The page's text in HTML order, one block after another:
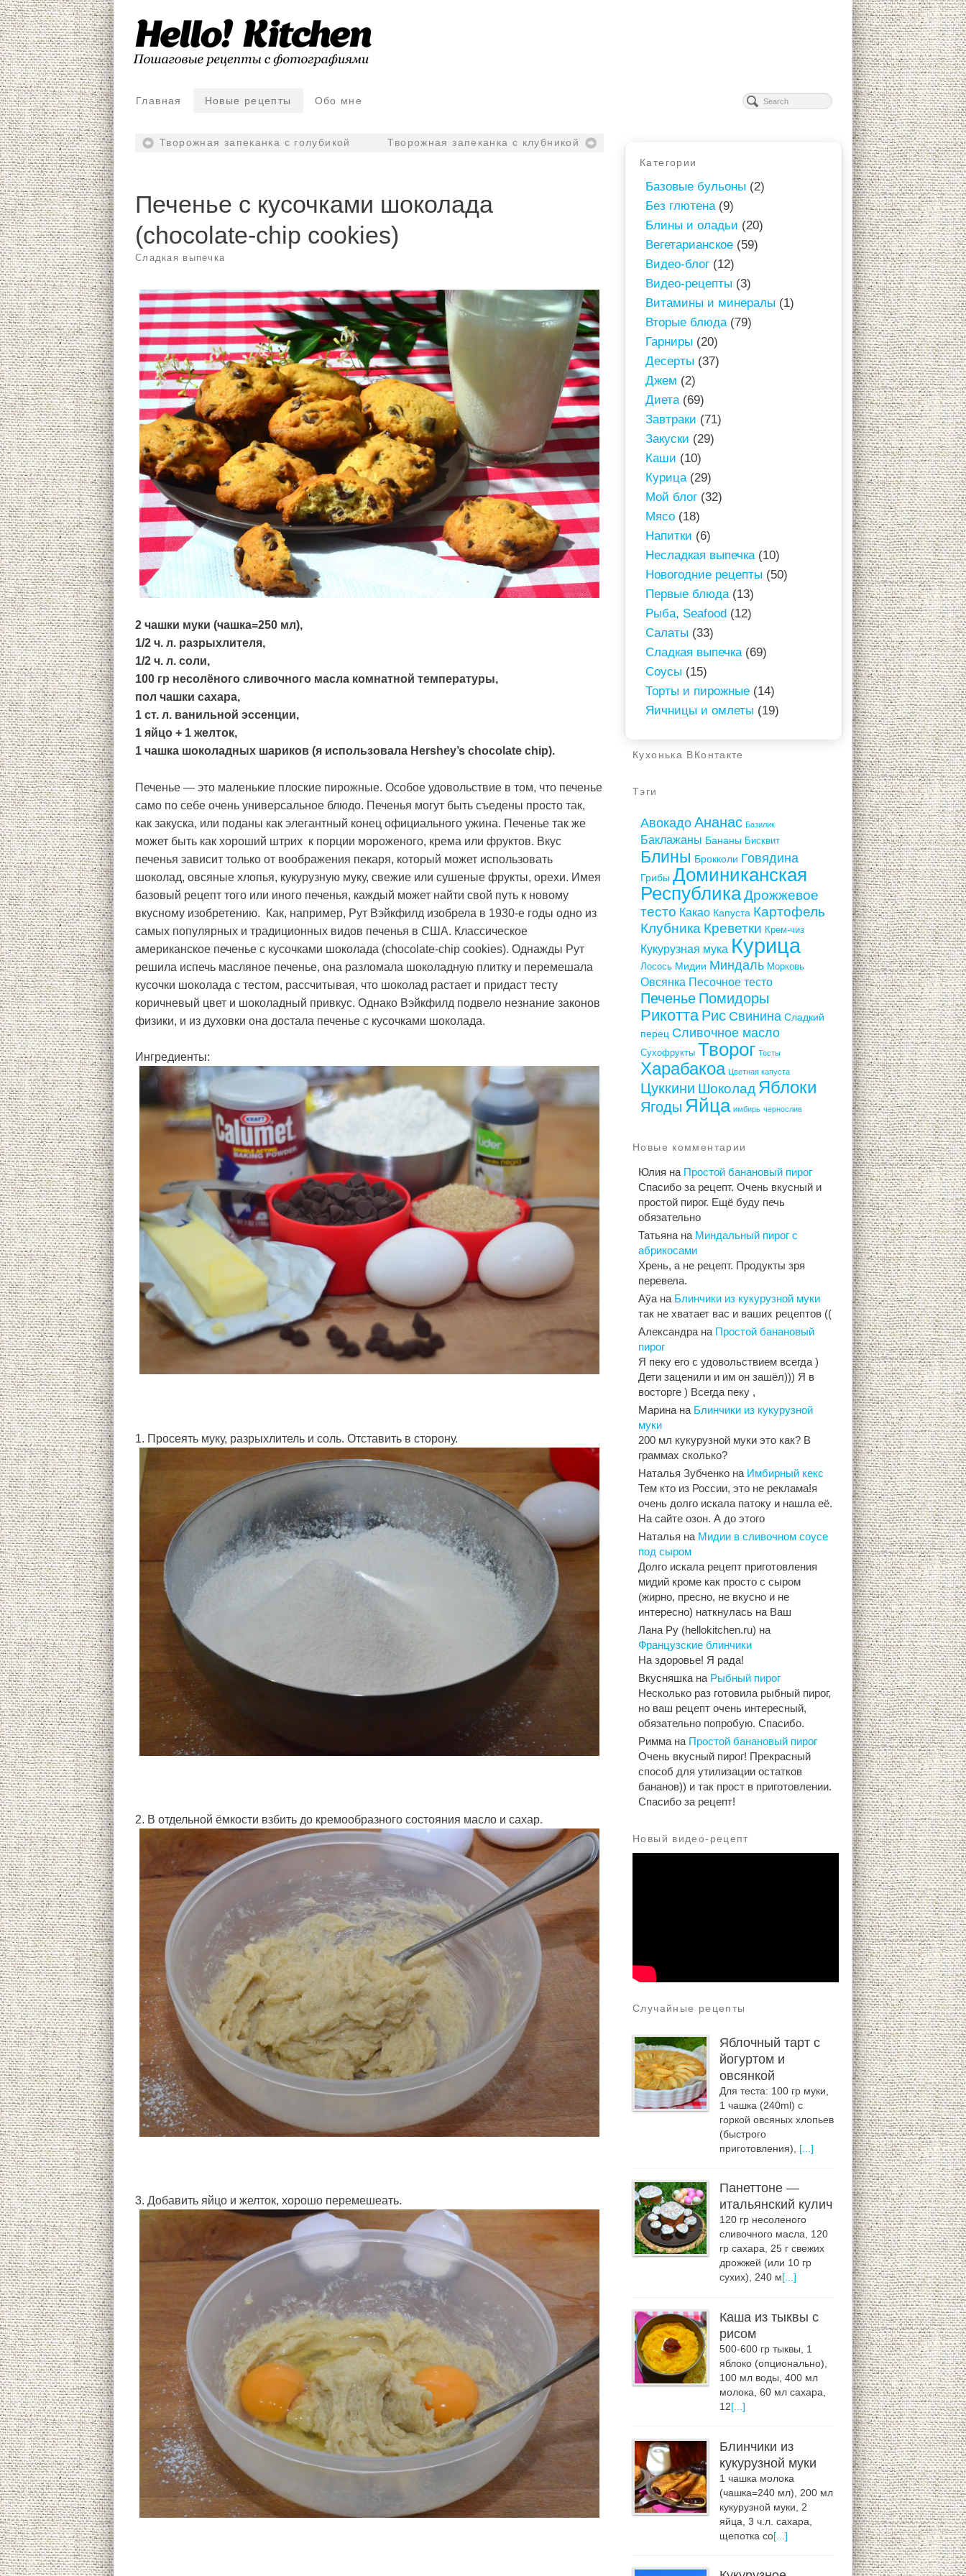
Главная Новые рецепты Обо мне
Творожная запеканка с голубикой Творожная запеканка с клубникой
Печенье с кусочками шоколада
(chocolate-chip cookies)
Сладкая выпечка
2 чашки муки (чашка=250 мл),
1/2 ч. л. разрыхлителя,
1/2 ч. л. соли,
100 гр несолёного сливочного масла комнатной температуры,
пол чашки сахара,
1 ст. л. ванильной эссенции,
1 яйцо + 1 желток,
1 чашка шоколадных шариков (я использовала Hershey’s chocolate chip).
Печенье — это маленькие плоские пирожные. Особое удовольствие в том, что печенье
само по себе очень универсальное блюдо. Печенья могут быть съедены просто так,
как закуска, или поданы как элегантный конец официального ужина. Печенье так же
может быть как хороший штрих к порции мороженого, крема или фруктов. Вкус
печенья зависит только от воображения пекаря, который может использовать
шоколад, овсяные хлопья, кукурузную муку, свежие или сушеные фрукты, орехи. Имея
базовый рецепт того или иного печенья, каждый может найти свой путь к новому
вкусному изобретению. Как, например, Рут Вэйкфилд изобрела в 1930-е годы одно из
самых популярных и традиционных видов печенья в США. Классическое
американское печенье с кусочками шоколада (chocolate-chip cookies). Однажды Рут
решила испечь масляное печенье, она разломала шоколадную плитку и перемешала
кусочки шоколада с тестом, рассчитывая, что шоколад растает и придаст тесту
коричневый цвет и шоколадный привкус. Однако Вэйкфилд подвело незнание законов
физики, и из духовки она достала печенье с кусочками шоколада.
Ингредиенты:
1. Просеять муку, разрыхлитель и соль. Отставить в сторону.
2. В отдельной ёмкости взбить до кремообразного состояния масло и сахар.
3. Добавить яйцо и желток, хорошо перемешеать.
Категории
Базовые бульоны (2)
Без глютена(9)
Блины и оладьи (20)
Вегетарианское (59)
Видео-блог (12)
Видео-рецепты (3)
Витамины и минералы (1)
Вторые блюда(79)
Гарниры (20)
Десерты (37)
Джем (2)
Диета(69)
Завтраки (71)
Закуски (29)
Каши (10)
Курица(29)
Мой блог (32)
Мясо (18)
Напитки (6)
Несладкая выпечка(10)
Новогодние рецепты (50)
Первые блюда(13)
Рыба, Seafood (12)
Салаты (33)
Сладкая выпечка(69)
Соусы (15)
Торты и пирожные (14)
Яичницы и омлеты (19)
Кухонька ВКонтакте
Тэги
Авокадо Ананас Базилик
Баклажаны Бананы Бисквит
Блины Брокколи Говядина
Грибы Доминиканская
РеспубликаДрожжевое
тесто Какао Капуста Картофель
Клубника Креветки Крем-чиз
Кукурузная мука Курица
Лосось Мидии Миндаль Морковь
Овсянка Песочное тесто
Печенье Помидоры
Рикотта Рис Свинина Сладкий
перец Сливочное масло
Сухофрукты Творог Тосты
Харабакоа Цветная капуста
Цуккини Шоколад Яблоки
Ягоды Яйца имбирь чернослив
Новые комментарии
Юлия на Простой банановый пирог
Спасибо за рецепт. Очень вкусный и
простой пирог. Ещё буду печь
обязательно
Татьяна на Миндальный пирог с
абрикосами
Хрень, а не рецепт. Продукты зря
перевела.
Aÿa на Блинчики из кукурузной муки
так не хватает вас и ваших рецептов ((
Александра на Простой банановый
пирог
Я пеку его с удовольствием всегда )
Дети заценили и им он зашёл))) Я в
восторге ) Всегда пеку ,
Марина на Блинчики из кукурузной
муки
200 мл кукурузной муки это как? В
граммах сколько?
Наталья Зубченко на Имбирный кекс
Тем кто из России, это не реклама!я
очень долго искала патоку и нашла её.
На сайте озон. А до этого
Наталья на Мидии в сливочном соусе
под сыром
Долго искала рецепт приготовления
мидий кроме как просто с сыром
(жирно, пресно, не вкусно и не
интересно) наткнулась на Ваш
Лана Ру (hellokitchen.ru) на
Французские блинчики
На здоровье! Я рада!
Вкусняшка на Рыбный пирог
Несколько раз готовила рыбный пирог,
но ваш рецепт очень интересный,
обязательно попробую. Спасибо.
Римма на Простой банановый пирог
Очень вкусный пирог! Прекрасный
способ для утилизации остатков
бананов)) и так прост в приготовлении.
Спасибо за рецепт!
Новый видео-рецепт
Случайные рецепты
Яблочный тарт с
йогуртом и
овсянкой
Для теста: 100 гр муки,
1 чашка (240ml) с
горкой овсяных хлопьев
(быстрого
приготовления),
[...]
Панеттоне —
итальянский кулич
120 гр несоленого
сливочного масла, 120
гр сахара, 25 г свежих
дрожжей (или 10 гр
сухих), 240 м [...]
Каша из тыквы с
рисом
500-600 гр тыквы, 1
яблоко (опционально),
100 мл воды, 400 мл
молока, 60 мл сахара,
12 [...]
Блинчики из
кукурузной муки
1 чашка молока
(чашка=240 мл), 200 мл
кукурузной муки, 2
яйца, 3 ч.л. сахара,
щепотка со[...]